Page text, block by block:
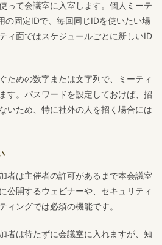
って会議室に入室します。個人ミーテ
の固定IDで、毎回同じIDを使いたい場
ィ面ではスケジュールごとに新しいID
ための数字または文字列で、ミーティ
す。パスワードを設定しておけば、招
いため、特に社外の人を招く場合には
者は主催者の許可があるまで本会議室
公開するウェビナーや、セキュリティ
ィングでは必須の機能です。
者は待たずに会議室に入れますが、知